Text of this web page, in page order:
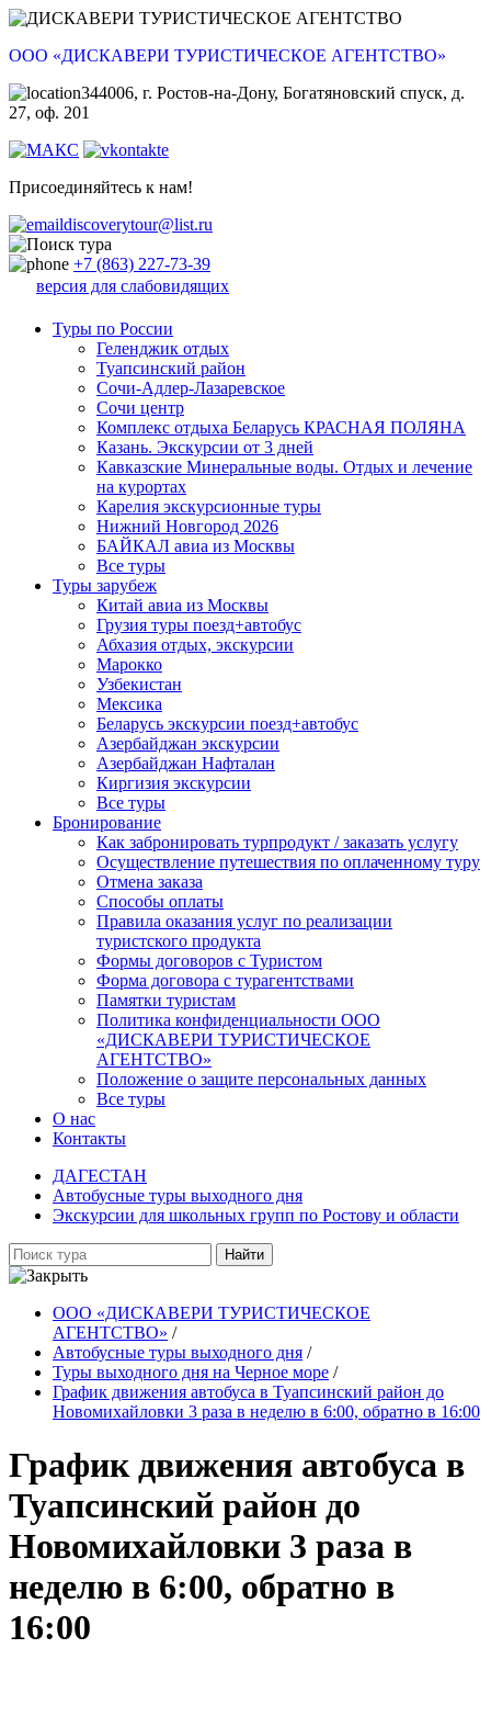
ООО «ДИСКАВЕРИ ТУРИСТИЧЕСКОЕ АГЕНТСТВО»
344006, г. Ростов-на-Дону, Богатяновский спуск, д.
27, оф. 201
Присоединяйтесь к нам!
discoverytour@list.ru
+7 (863) 227-73-39
версия для слабовидящих
Туры по России
Геленджик отдых
Туапсинский район
Сочи-Адлер-Лазаревское
Сочи центр
Комплекс отдыха Беларусь КРАСНАЯ ПОЛЯНА
Казань. Экскурсии от 3 дней
Кавказские Минеральные воды. Отдых и лечение
на курортах
Карелия экскурсионные туры
Нижний Новгород 2026
БАЙКАЛ авиа из Москвы
Все туры
Туры зарубеж
Китай авиа из Москвы
Грузия туры поезд+автобус
Абхазия отдых, экскурсии
Марокко
Узбекистан
Мексика
Беларусь экскурсии поезд+автобус
Азербайджан экскурсии
Азербайджан Нафталан
Киргизия экскурсии
Все туры
Бронирование
Как забронировать турпродукт / заказать услугу
Осуществление путешествия по оплаченному туру
Отмена заказа
Способы оплаты
Правила оказания услуг по реализации
туристского продукта
Формы договоров с Туристом
Форма договора с турагентствами
Памятки туристам
Политика конфиденциальности ООО
«ДИСКАВЕРИ ТУРИСТИЧЕСКОЕ
АГЕНТСТВО»
Положение о защите персональных данных
Все туры
О нас
Контакты
ДАГЕСТАН
Автобусные туры выходного дня
Экскурсии для школьных групп по Ростову и области
Найти
ООО «ДИСКАВЕРИ ТУРИСТИЧЕСКОЕ
АГЕНТСТВО» /
Автобусные туры выходного дня /
Туры выходного дня на Черное море /
График движения автобуса в Туапсинский район до
Новомихайловки 3 раза в неделю в 6:00, обратно в 16:00
График движения автобуса в
Туапсинский район до
Новомихайловки 3 раза в
неделю в 6:00, обратно в
16:00